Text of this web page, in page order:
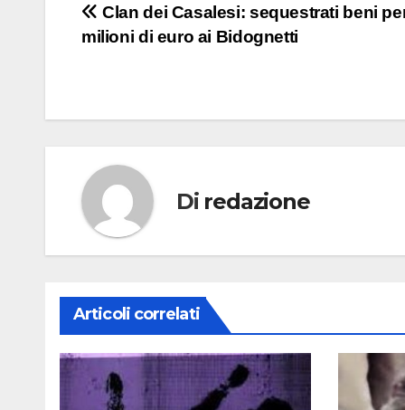
Navigazione
Clan dei Casalesi: sequestrati beni
milioni di euro ai Bidognetti
Di redazione
Articoli correlati